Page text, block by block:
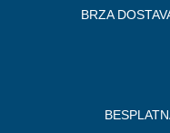
BRZA